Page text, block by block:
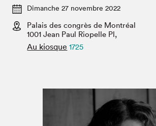
Espace enseignant·e·s
Espace médias
Dimanche 27 novembre 2022
Palais des congrès de Montréal
1001 Jean Paul Riopelle Pl,
Au kiosque 1725